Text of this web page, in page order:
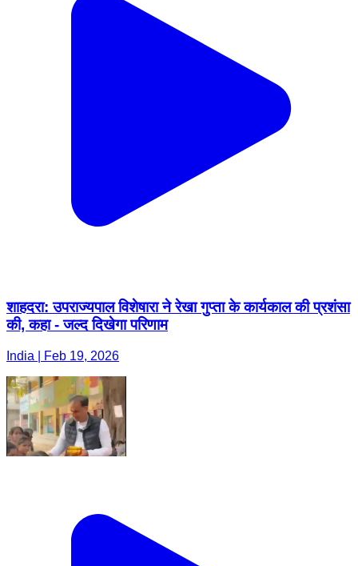
शाहदरा: उपराज्यपाल विशेषारा ने रेखा गुप्ता के कार्यकाल की प्रशंसा
की, कहा - जल्द दिखेगा परिणाम
India | Feb 19, 2026